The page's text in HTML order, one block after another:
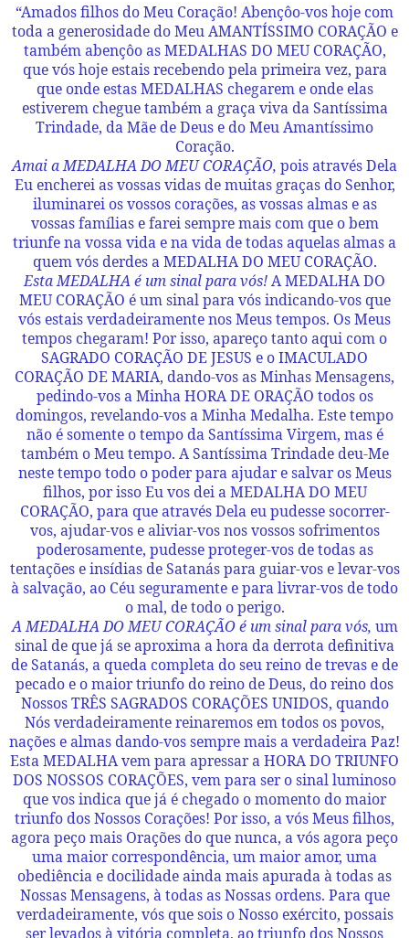
“Amados filhos do Meu Coração! Abençôo-vos hoje com
toda a generosidade do Meu AMANTÍSSIMO CORAÇÃO e
também abençôo as MEDALHAS DO MEU CORAÇÃO,
que vós hoje estais recebendo pela primeira vez, para
que onde estas MEDALHAS chegarem e onde elas
estiverem chegue também a graça viva da Santíssima
Trindade, da Mãe de Deus e do Meu Amantíssimo
Coração.
Amai a MEDALHA DO MEU CORAÇÃO, pois através Dela
Eu encherei as vossas vidas de muitas graças do Senhor,
iluminarei os vossos corações, as vossas almas e as
vossas famílias e farei sempre mais com que o bem
triunfe na vossa vida e na vida de todas aquelas almas a
quem vós derdes a MEDALHA DO MEU CORAÇÃO.
Esta MEDALHA é um sinal para vós!A MEDALHA DO
MEU CORAÇÃO é um sinal para vós indicando-vos que
vós estais verdadeiramente nos Meus tempos. Os Meus
tempos chegaram! Por isso, apareço tanto aqui com o
SAGRADO CORAÇÃO DE JESUS e o IMACULADO
CORAÇÃO DE MARIA, dando-vos as Minhas Mensagens,
pedindo-vos a Minha HORA DE ORAÇÃO todos os
domingos, revelando-vos a Minha Medalha. Este tempo
não é somente o tempo da Santíssima Virgem, mas é
também o Meu tempo. A Santíssima Trindade deu-Me
neste tempo todo o poder para ajudar e salvar os Meus
filhos, por isso Eu vos dei a MEDALHA DO MEU
CORAÇÃO, para que através Dela eu pudesse socorrer-
vos, ajudar-vos e aliviar-vos nos vossos sofrimentos
poderosamente, pudesse proteger-vos de todas as
tentações e insídias de Satanás para guiar-vos e levar-vos
à salvação, ao Céu seguramente e para livrar-vos de todo
o mal, de todo o perigo.
A MEDALHA DO MEU CORAÇÃO é um sinal para vós, um
sinal de que já se aproxima a hora da derrota definitiva
de Satanás, a queda completa do seu reino de trevas e de
pecado e o maior triunfo do reino de Deus, do reino dos
Nossos TRÊS SAGRADOS CORAÇÕES UNIDOS, quando
Nós verdadeiramente reinaremos em todos os povos,
nações e almas dando-vos sempre mais a verdadeira Paz!
Esta MEDALHA vem para apressar a HORA DO TRIUNFO
DOS NOSSOS CORAÇÕES, vem para ser o sinal luminoso
que vos indica que já é chegado o momento do maior
triunfo dos Nossos Corações! Por isso, a vós Meus filhos,
agora peço mais Orações do que nunca, a vós agora peço
uma maior correspondência, um maior amor, uma
obediência e docilidade ainda mais apurada à todas as
Nossas Mensagens, à todas as Nossas ordens. Para que
verdadeiramente, vós que sois o Nosso exército, possais
ser levados à vitória completa, ao triunfo dos Nossos